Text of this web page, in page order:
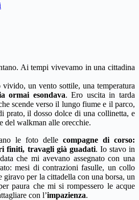
Ai tempi vivevamo in una cittadina
un vento sottile, una temperatura
ormai esondava. Ero uscita in tarda
scende verso il lungo fiume e il parco,
prato, il dosso dolce di una collinetta, e
del walkman alle orecchie.
le foto delle compagne di corso:
finiti, travagli già guadati. Io stavo in
che mi avevano assegnato con una
mesi di contrazioni fasulle, un collo
giravo per la cittadella con una borsa, un
paura che mi si rompessero le acque
con l’impazienza.